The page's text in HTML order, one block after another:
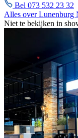
Bel 073 532 23 32
Alles over Lunenburg
Niet te bekijken in